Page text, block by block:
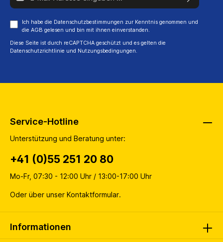
Ich habe die Datenschutzbestimmungen zur Kenntnis genommen und
die AGB gelesen und bin mit ihnen einverstanden.
Diese Seite ist durch reCAPTCHA geschützt und es gelten die
Datenschutzrichtlinie und Nutzungsbedingungen.
Service-Hotline
Unterstützung und Beratung unter:
+41 (0)55 251 20 80
Mo-Fr, 07:30 - 12:00 Uhr / 13:00-17:00 Uhr
Oder über unser Kontaktformular.
Informationen